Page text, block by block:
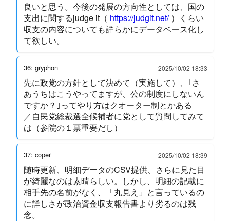
良いと思う。今後の発展の方向性としては、国の
支出に関するjudge it（ https://judgit.net/）くらい
収支の内容についても詳らかにデータベース化し
て欲しい。
36: gryphon 2025/10/02 18:33
先に政党の方針として決めて（実施して）、｢さ
あうちはこうやってますが、公の制度にしないん
ですか？｣ってやり方はクオーター制とかある
／自民党総裁選全候補者に党として質問してみて
は（参院の１票重要だし）
37: coper 2025/10/02 18:39
随時更新、明細データのCSV提供、さらに見た目
が綺麗なのは素晴らしい。しかし、明細の記載に
相手先の名前がなく、「丸見え」と言っているの
に詳しさが政治資金収支報告書より劣るのは残
念。